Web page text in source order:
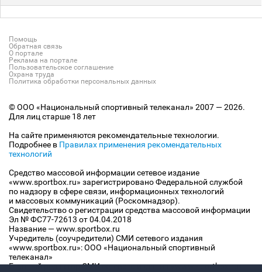
Помощь
Обратная связь
О портале
Реклама на портале
Пользовательское соглашение
Охрана труда
Политика обработки персональных данных
© ООО «Национальный спортивный телеканал» 2007 — 2026.
Для лиц старше 18 лет
На сайте применяются рекомендательные технологии.
Подробнее в Правилах применения рекомендательных
технологий
Средство массовой информации сетевое издание
«www.sportbox.ru» зарегистрировано Федеральной службой
по надзору в сфере связи, информационных технологий
и массовых коммуникаций (Роскомнадзор).
Свидетельство о регистрации средства массовой информации
Эл № ФС77-72613 от 04.04.2018
Название — www.sportbox.ru
Учредитель (соучредители) СМИ сетевого издания
«www.sportbox.ru»: ООО «Национальный спортивный
телеканал»
Главный редактор СМИ сетевого издания «www.sportbox.ru»: